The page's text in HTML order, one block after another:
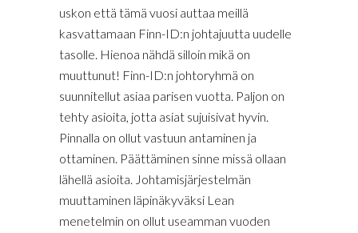
uskon että tämä vuosi auttaa meillä
kasvattamaan Finn-ID:n johtajuutta uudelle
tasolle. Hienoa nähdä silloin mikä on
muuttunut! Finn-ID:n johtoryhmä on
suunnitellut asiaa parisen vuotta. Paljon on
tehty asioita, jotta asiat sujuisivat hyvin.
Pinnalla on ollut vastuun antaminen ja
ottaminen. Päättäminen sinne missä ollaan
lähellä asioita. Johtamisjärjestelmän
muuttaminen läpinäkyväksi Lean
menetelmin on ollut useamman vuoden